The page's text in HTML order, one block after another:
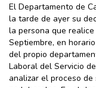
El Departamento de
la tarde de ayer su
la persona que
Septiembre, en
del propio
Laboral del Servicio
analizar el proceso